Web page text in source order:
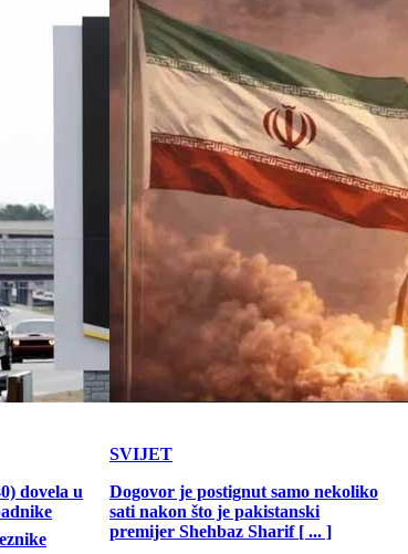
dovela u
SVIJET
Dogovor je postignut samo nekoliko
sati nakon što je pakistanski
premijer Shehbaz Sharif [ ... ]